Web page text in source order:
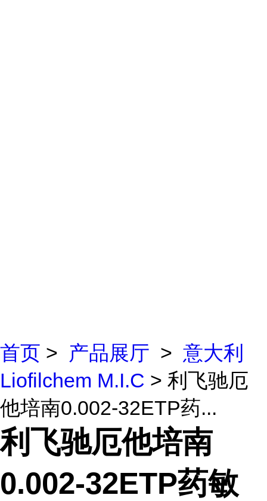
首页 > 产品展厅 > 意大利
Liofilchem M.I.C > 利飞驰厄
他培南0.002-32ETP药...
利飞驰厄他培南
0.002-32ETP药敏